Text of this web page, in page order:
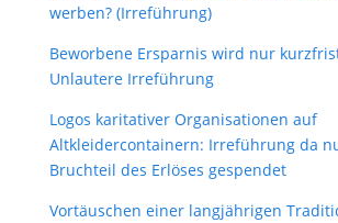
werben? (Irreführung)
Beworbene Ersparnis wird nur
Unlautere Irreführung
Logos karitativer Organisationen auf
Altkleidercontainern: Irreführung da
Bruchteil des Erlöses gespendet
Vortäuschen einer langjährigen